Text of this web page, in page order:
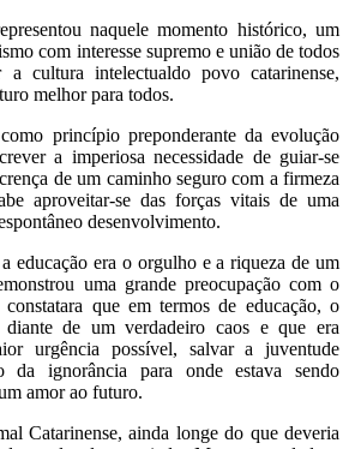
naquele momento histórico, um
com interesse supremo e união de todos
cultura intelectualdo povo catarinense,
melhor para todos.
princípio preponderante da evolução
a imperiosa necessidade de guiar-se
de um caminho seguro com a firmeza
aproveitar-se das forças vitais de uma
desenvolvimento.
educação era o orgulho e a riqueza de um
uma grande preocupação com o
que em termos de educação, o
de um verdadeiro caos e que era
urgência possível, salvar a juventude
da ignorância para onde estava sendo
amor ao futuro.
Catarinense, ainda longe do que deveria